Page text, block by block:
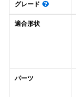
グレード
適合形状
パーツ